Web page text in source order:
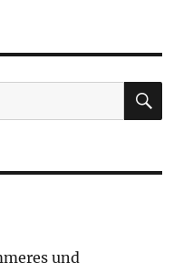
und